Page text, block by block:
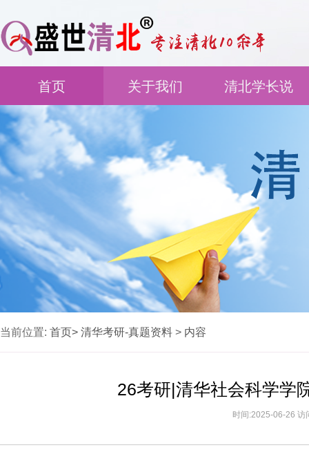
首页 关于我们 清北学长说
当前位置: 首页> 清华考研-真题资料 > 内容
26考研|清华社会科学学
时间:2025-06-26 访